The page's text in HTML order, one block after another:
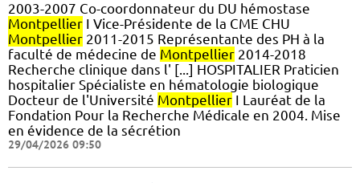
2003-2007 Co-coordonnateur du DU hémostase
Montpellier I Vice-Présidente de la CME CHU
Montpellier 2011-2015 Représentante des PH à la
faculté de médecine de Montpellier 2014-2018
Recherche clinique dans l' [...] HOSPITALIER Praticien
hospitalier Spécialiste en hématologie biologique
Docteur de l'Université Montpellier I Lauréat de la
Fondation Pour la Recherche Médicale en 2004. Mise
en évidence de la sécrétion
29/04/2026 09:50